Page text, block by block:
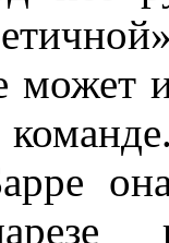
может